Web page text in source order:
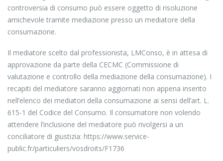
controversia di consumo può essere oggetto di risoluzione
amichevole tramite mediazione presso un mediatore della
consumazione.
Il mediatore scelto dal professionista, LMConso, è in attesa di
approvazione da parte della CECMC (Commissione di
valutazione e controllo della mediazione della consumazione). I
recapiti del mediatore saranno aggiornati non appena inserito
nell’elenco dei mediatori della consumazione ai sensi dell’art. L.
615-1 del Codice del Consumo. Il consumatore non volendo
attendere l’inclusione del mediatore può rivolgersi a un
conciliatore di giustizia: https://www.service-
public.fr/particuliers/vosdroits/F1736